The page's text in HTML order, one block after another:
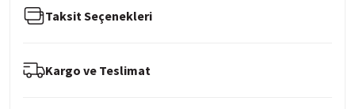
Taksit Seçenekleri
Kargo ve Teslimat